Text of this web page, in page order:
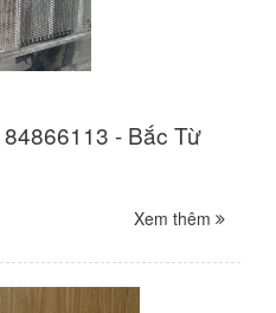
- Bắc Từ
Xem thêm